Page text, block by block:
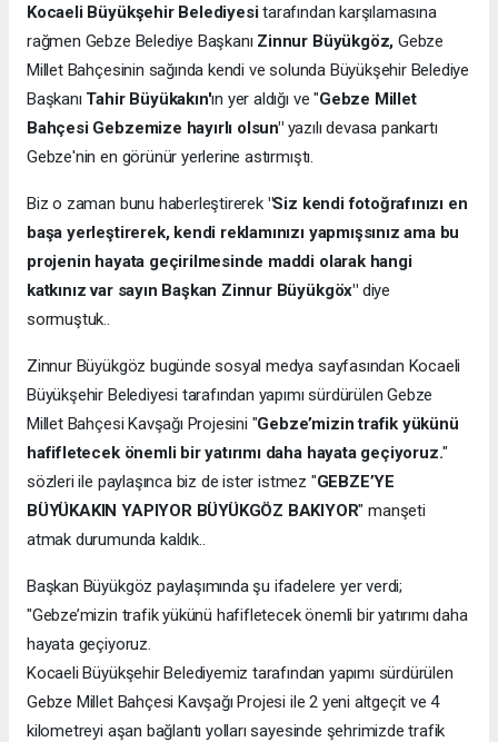
Kocaeli Büyükşehir Belediyesitarafından karşılamasına
rağmen Gebze Belediye Başkanı Zinnur Büyükgöz, Gebze
Millet Bahçesinin sağında kendi ve solunda Büyükşehir Belediye
Başkanı Tahir Büyükakın'ın yer aldığı ve "Gebze Millet
Bahçesi Gebzemize hayırlı olsun"yazılı devasa pankartı
Gebze'nin en görünür yerlerine astırmıştı.
Biz o zaman bunu haberleştirerek "Siz kendi fotoğrafınızı en
başa yerleştirerek, kendi reklamınızı yapmışsınız ama bu
projenin hayata geçirilmesinde maddi olarak hangi
katkınız var sayın Başkan Zinnur Büyükgöx" diye
sormuştuk..
Zinnur Büyükgöz bugünde sosyal medya sayfasından Kocaeli
Büyükşehir Belediyesi tarafından yapımı sürdürülen Gebze
Millet Bahçesi Kavşağı Projesini "Gebze’mizin trafik yükünü
hafifletecek önemli bir yatırımı daha hayata geçiyoruz."
sözleri ile paylaşınca biz de ister istmez "GEBZE’YE
BÜYÜKAKIN YAPIYOR BÜYÜKGÖZ BAKIYOR" manşeti
atmak durumunda kaldık..
Başkan Büyükgöz paylaşımında şu ifadelere yer verdi;
"Gebze’mizin trafik yükünü hafifletecek önemli bir yatırımı daha
hayata geçiyoruz.
Kocaeli Büyükşehir Belediyemiz tarafından yapımı sürdürülen
Gebze Millet Bahçesi Kavşağı Projesi ile 2 yeni altgeçit ve 4
kilometreyi aşan bağlantı yolları sayesinde şehrimizde trafik